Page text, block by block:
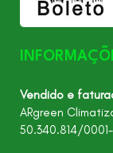
Vendido e
ARgreen
50.340.814/